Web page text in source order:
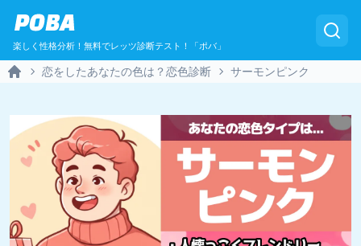
POBA
楽しく性格分析！無料でレッツ診断テスト！「ポバ」
恋をしたあなたの色は？恋色診断 サーモンピンク